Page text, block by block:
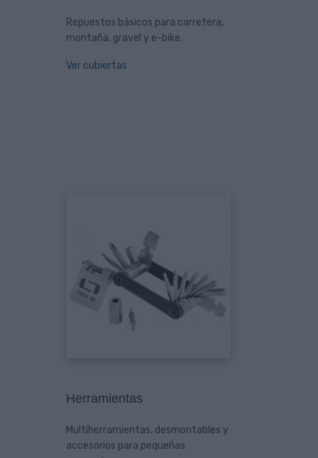
Repuestos básicos para carretera,
montaña, gravel y e-bike.
Ver cubiertas
Herramientas
Multiherramientas, desmontables y
accesorios para pequeñas